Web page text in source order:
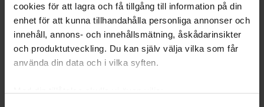
cookies för att lagra och få tillgång till information på din
enhet för att kunna tillhandahålla personliga annonser och
innehåll, annons- och innehållsmätning, åskådarinsikter
och produktutveckling. Du kan själv välja vilka som får
använda din data och i vilka syften.
Med din tillåtelse skulle vi även vilja:
Hans nya kontrakt är på två år med en option om
förlängning på ytterligare två år. –…